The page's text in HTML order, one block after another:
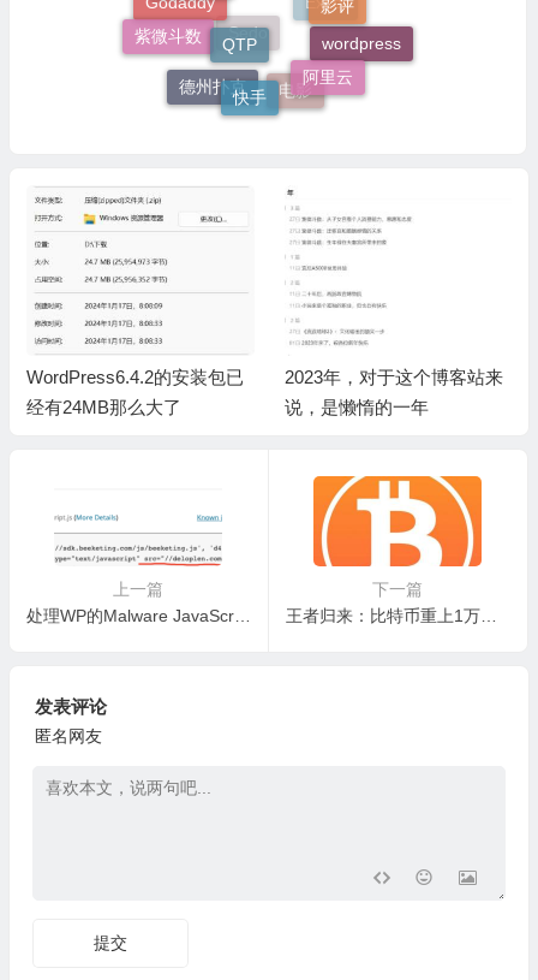
Excel
Sedo
Godaddy
wordpress
电影
德州扑克
紫微斗数
阿里云
快手
QTP
WordPress6.4.2的安装包已
经有24MB那么大了
2023年，对于这个博客站来
说，是懒惰的一年
上一篇
处理WP的Malware JavaScript 的deloplen.com/apu.php?错误
下一篇
王者归来：比特币重上1万美金，成交量远超2018牛市，一大波韭菜蓄势待发
发表评论
匿名网友
提交